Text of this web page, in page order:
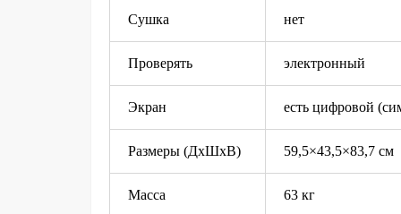
Сушка нет
Проверять электронный
Экран есть цифровой
Размеры (ДхШхВ) 59,5×43,5×83,7 см
Масса 63 кг